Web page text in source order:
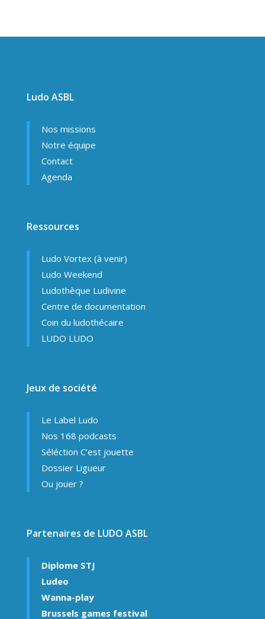
Ludo ASBL
Nos missions
Notre équipe
Contact
Agenda
Ressources
Ludo Vortex (à venir)
Ludo Weekend
Ludothèque Ludivine
Centre de documentation
Coin du ludothécaire
LUDO LUDO
Jeux de société
Le Label Ludo
Nos 168 podcasts
Séléction C’est jouette
Dossier Ligueur
Ou jouer ?
Partenaires de LUDO ASBL
Diplome STJ
Ludeo
Wanna-play
Brussels games festival